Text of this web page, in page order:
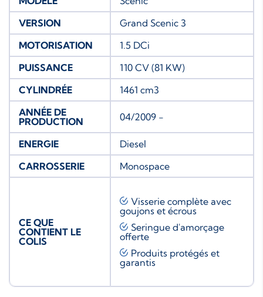
VERSION
Grand Scenic 3
MOTORISATION
1.5 DCi
PUISSANCE
110 CV (81 KW)
CYLINDRÉE
1461 cm3
ANNÉE DE
PRODUCTION
04/2009 -
ENERGIE
Diesel
CARROSSERIE
Monospace
CE QUE
CONTIENT LE
COLIS
Visserie complète avec
goujons et écrous
Seringue d'amorçage
offerte
Produits protégés et
garantis